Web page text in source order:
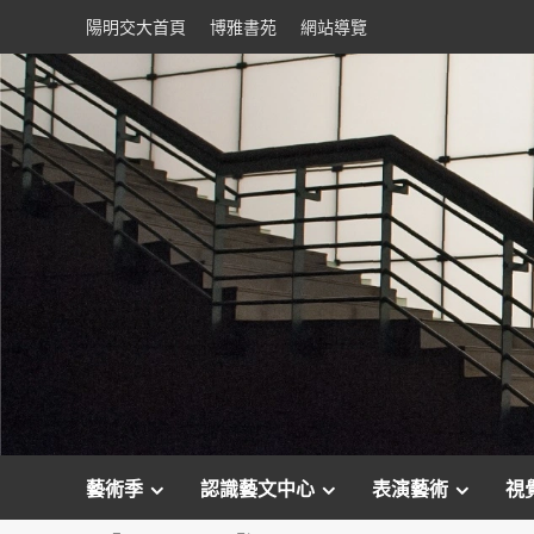
content
陽明交大首頁 博雅書苑 網站導覽
藝術季 認識藝文中心 表演藝術 視